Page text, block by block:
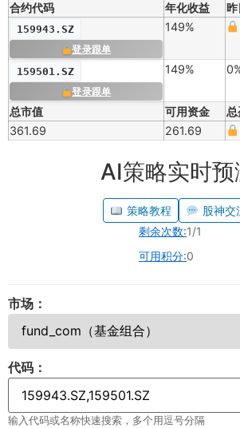
合约代码 年化收益 昨
159943.SZ
登录跟单
149%
159501.SZ
登录跟单
149%
总市值 可用资金
361.69
261.69
AI策略实时预
策略教程
股神交
剩余次数:1/1
可用积分:0
市场：
代码：
输入代码或名称快速搜索，多个用逗号分隔